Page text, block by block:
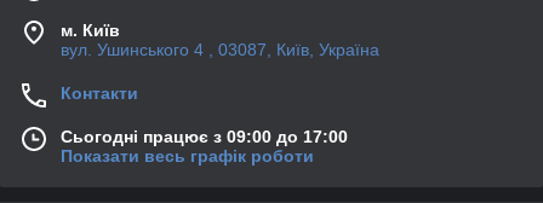
м. Київ
вул. Ушинського 4 , 03087, Київ, Україна
Контакти
Сьогодні працює з 09:00 до 17:00
Показати весь графік роботи